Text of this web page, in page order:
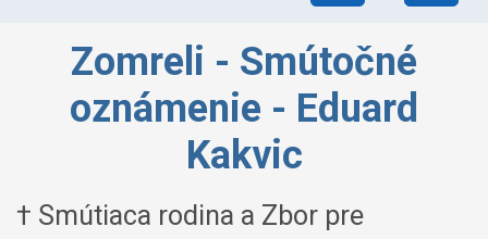
Zomreli - Smútočné
oznámenie - Eduard
Kakvic
† Smútiaca rodina a Zbor pre